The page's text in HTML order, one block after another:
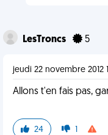
LesTroncs 5
jeudi 22 novembre 2012
Allons t'en fais pas,
24 1